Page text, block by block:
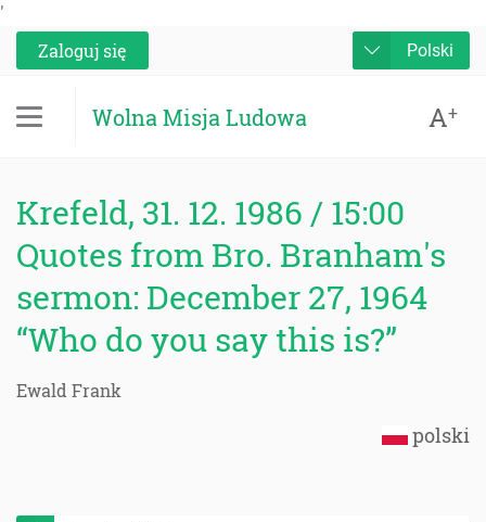
'
Zaloguj się
Polski
Wolna Misja Ludowa A+
Krefeld, 31. 12. 1986 / 15:00
Quotes from Bro. Branham's
sermon: December 27, 1964
“Who do you say this is?”
Ewald Frank
polski